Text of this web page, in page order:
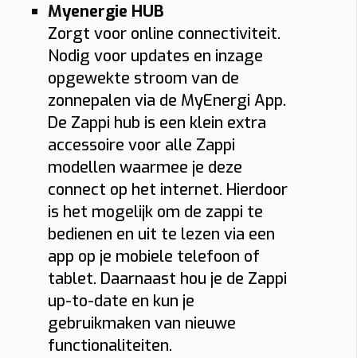
Myenergie HUB
Zorgt voor online connectiviteit.
Nodig voor updates en inzage
opgewekte stroom van de
zonnepalen via de MyEnergi App.
De Zappi hub is een klein extra
accessoire voor alle Zappi
modellen waarmee je deze
connect op het internet. Hierdoor
is het mogelijk om de zappi te
bedienen en uit te lezen via een
app op je mobiele telefoon of
tablet. Daarnaast hou je de Zappi
up-to-date en kun je
gebruikmaken van nieuwe
functionaliteiten.